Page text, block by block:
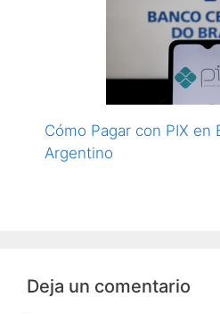
Cómo Pagar con PIX en
Argentino
Deja un comentario